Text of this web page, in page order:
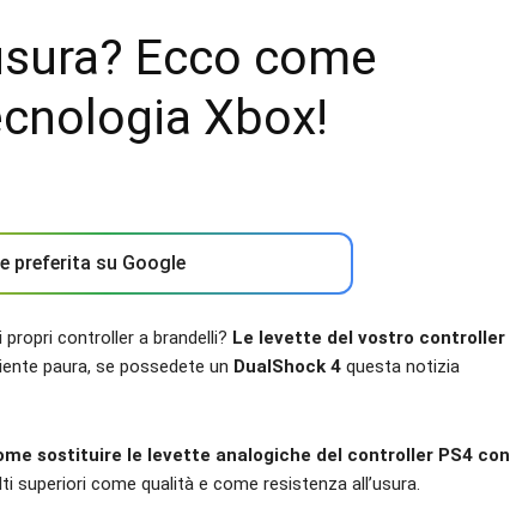
Ecco come
Xbox!
preferita su Google
controller a brandelli? Le levette del vostro controller
paura, se possedete un DualShock 4 questa notizia
sostituire le levette analogiche del controller PS4 con
superiori come qualità e come resistenza all’usura.